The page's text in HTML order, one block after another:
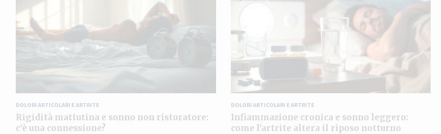
DOLORI ARTICOLARI E ARTRITE
Rigidità mattutina e sonno non ristoratore:
c’è una connessione?
DOLORI ARTICOLARI E ARTRITE
Infiammazione cronica e sonno leggero:
come l’artrite altera il riposo notturno